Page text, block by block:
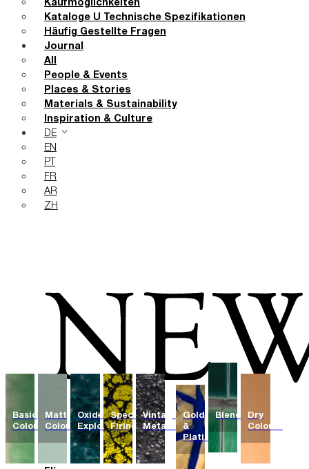
Kaufmöglichkeiten
Kataloge U Technische Spezifikationen
Häufig Gestellte Fragen
Journal
All
People & Events
Places & Stories
Materials & Sustainability
Inspiration & Culture
DE
EN
PT
FR
AR
ZH
Basic
Colours
Matt
Colours
Oxide
Explosions
Special
Firing
Vintage
Metallics
Gold
&
Platinum
Blends
Dry
Colours